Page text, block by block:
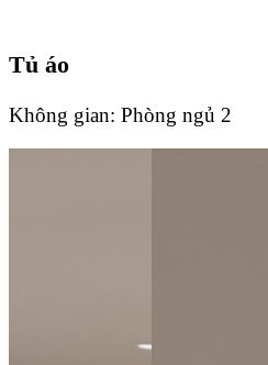
Tủ áo
Không gian: Phòng ngủ 2